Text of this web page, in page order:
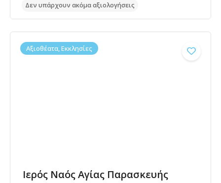
Αξιοθέατα, Εκκλησίες
Ιερός Ναός Αγίας Παρασκευής